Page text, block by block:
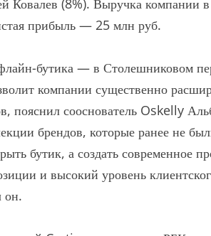
Ковалев (8%). Выручка компании
прибыль — 25 млн руб.
бутика — в Столешниковом
компании существенно
пояснил сооснователь Oskelly
брендов, которые ранее не
бутик, а создать современное
и высокий уровень
он.